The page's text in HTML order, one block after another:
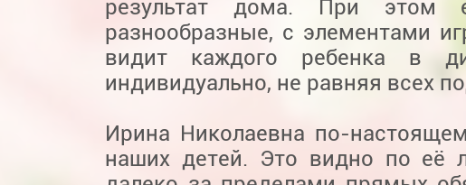
результат дома. При этом
разнообразные, с элементами
видит каждого ребенка в
индивидуально, не равняя всех
Ирина Николаевна по-
наших детей. Это видно по её